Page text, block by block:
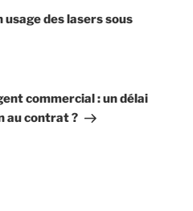
usage des lasers sous
commercial : un délai
au contrat ?